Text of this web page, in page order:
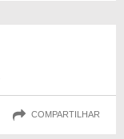
COMPARTILHAR